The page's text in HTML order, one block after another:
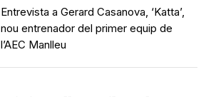
Entrevista a Gerard Casanova, ‘Katta’,
nou entrenador del primer equip de
l’AEC Manlleu